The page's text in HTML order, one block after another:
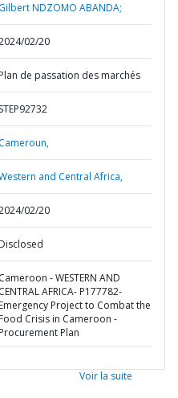
Gilbert NDZOMO ABANDA;
02/20
Plan de passation des marchés
STEP92732
Cameroun,
and Central Africa,
02/20
Disclosed
Cameroon - WESTERN AND
CENTRAL AFRICA- P177782-
Emergency Project to Combat the
Food Crisis in Cameroon -
Procurement Plan
Voir la suite